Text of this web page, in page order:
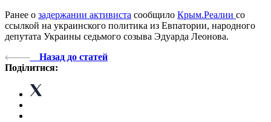
Ранее о задержании активиста сообщило Крым.Реалии со
ссылкой на украинского политика из Евпатории, народного
депутата Украины седьмого созыва Эдуарда Леонова.
Назад до статей
Поділитися: